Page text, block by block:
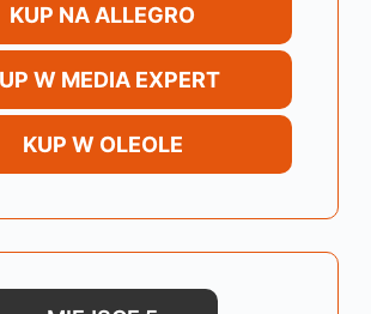
KUP NA ALLEGRO
W MEDIA EXPERT
KUP W OLEOLE